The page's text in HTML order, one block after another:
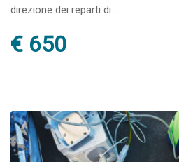
direzione dei reparti di...
€ 650